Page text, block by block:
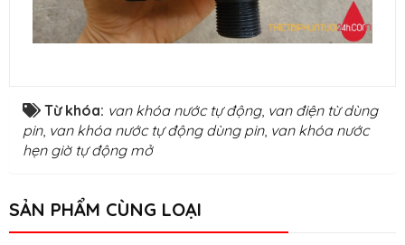
Từ khóa: van khóa nước tự động, van điện từ dùng
pin, van khóa nước tự động dùng pin, van khóa nước
hẹn giờ tự động mở
SẢN PHẨM CÙNG LOẠI